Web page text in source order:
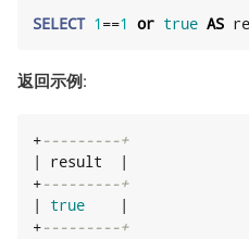
SELECT 1==1 or true AS
返回示例 :
+---------+
| result  |
+---------+
| true
    |
+---------+